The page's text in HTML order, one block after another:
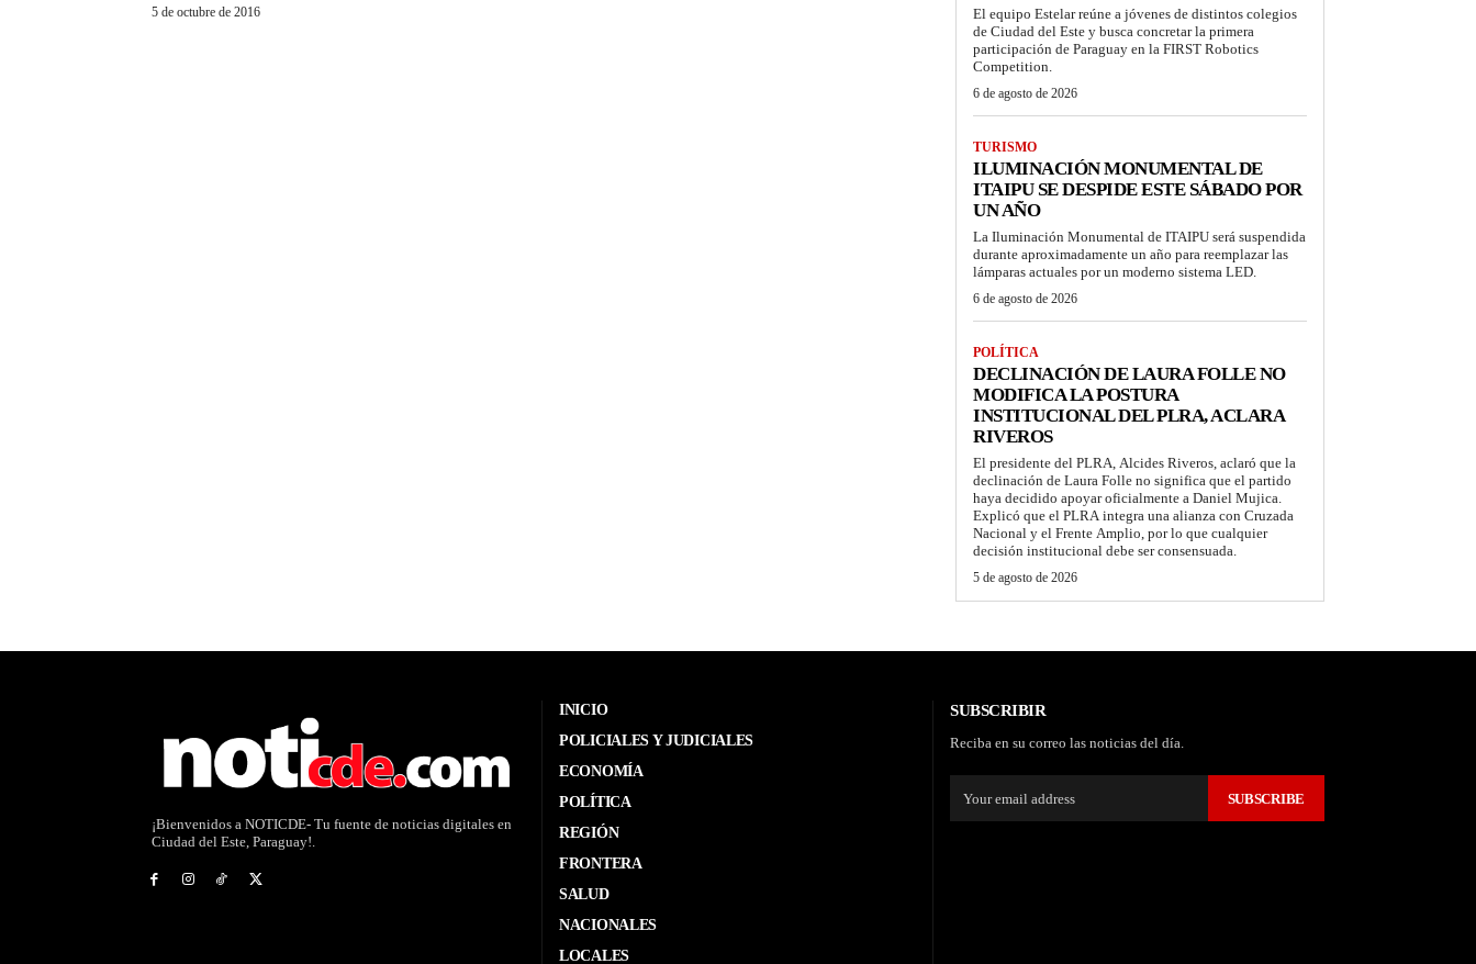
5 de octubre de 2016
El equipo Estelar reúne a jóvenes de distintos colegios
de Ciudad del Este y busca concretar la primera
participación de Paraguay en la FIRST Robotics
Competition.
6 de agosto de 2026
TURISMO
ILUMINACIÓN MONUMENTAL DE
ITAIPU SE DESPIDE ESTE SÁBADO POR
UN AÑO
La Iluminación Monumental de ITAIPU será suspendida
durante aproximadamente un año para reemplazar las
lámparas actuales por un moderno sistema LED.
6 de agosto de 2026
POLÍTICA
DECLINACIÓN DE LAURA FOLLE NO
MODIFICA LA POSTURA
INSTITUCIONAL DEL PLRA, ACLARA
RIVEROS
El presidente del PLRA, Alcides Riveros, aclaró que la
declinación de Laura Folle no significa que el partido
haya decidido apoyar oficialmente a Daniel Mujica.
Explicó que el PLRA integra una alianza con Cruzada
Nacional y el Frente Amplio, por lo que cualquier
decisión institucional debe ser consensuada.
5 de agosto de 2026
¡Bienvenidos a NOTICDE- Tu fuente de noticias digitales en
Ciudad del Este, Paraguay!.
INICIO
POLICIALES Y JUDICIALES
ECONOMÍA
POLÍTICA
REGIÓN
FRONTERA
SALUD
NACIONALES
LOCALES
SUBSCRIBIR
Reciba en su correo las noticias del día.
SUBSCRIBE